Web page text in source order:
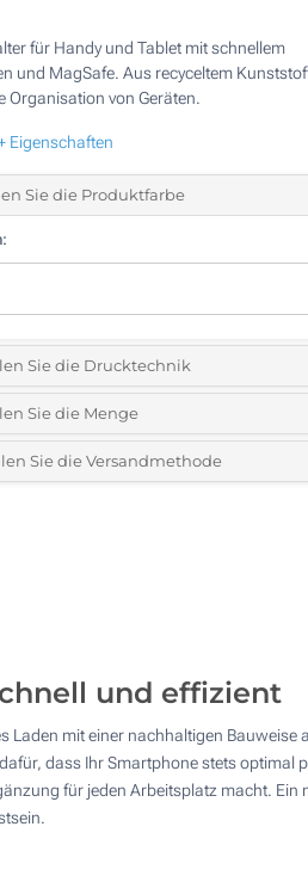
für Handy und Tablet mit schnellem
und MagSafe. Aus recyceltem
Organisation von Geräten.
Eigenschaften
Sie die Produktfarbe
Sie die Drucktechnik
Druck- und Farbtechniken für Ihr Logo:
einer Seite)
(Auf einer Seite)
Sie die Menge
Ihre gewünschte Menge
:
Sie die Versandmethode
und effizient
mit einer nachhaltigen Bauweise
dass Ihr Smartphone stets optimal
für jeden Arbeitsplatz macht.